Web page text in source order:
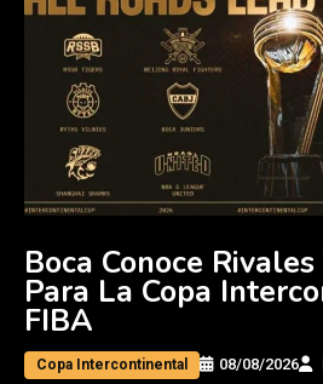
Boca Conoce
Para La Copa
FIBA
Copa Intercontinental 08/08/2026